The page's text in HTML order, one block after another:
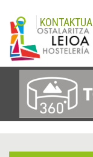
KONTAKTUA